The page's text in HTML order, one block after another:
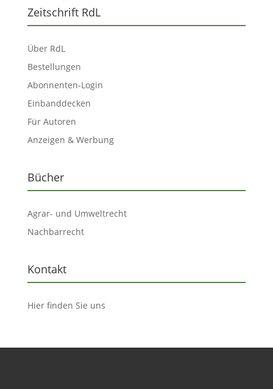
Zeitschrift RdL
Über RdL
Bestellungen
Abonnenten-Login
Einbanddecken
Für Autoren
Anzeigen & Werbung
Bücher
Agrar- und Umweltrecht
Nachbarrecht
Kontakt
Hier finden Sie uns